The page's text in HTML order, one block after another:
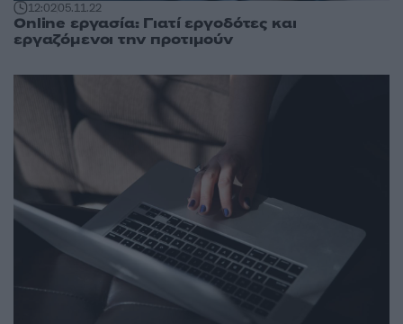
12:0205.11.22
Online εργασία: Γιατί εργοδότες και
εργαζόμενοι την προτιμούν